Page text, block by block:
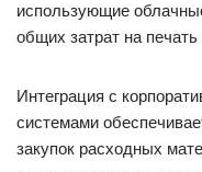
использующие
общих затрат на печать
Интеграция с
системами
закупок расходных